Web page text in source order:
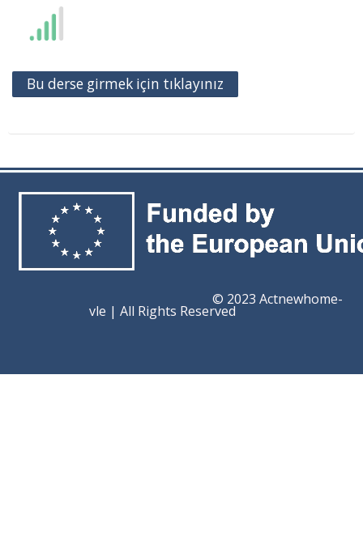
Bu derse girmek için tıklayınız
© 2023 Actnewhome-
vle | All Rights Reserved